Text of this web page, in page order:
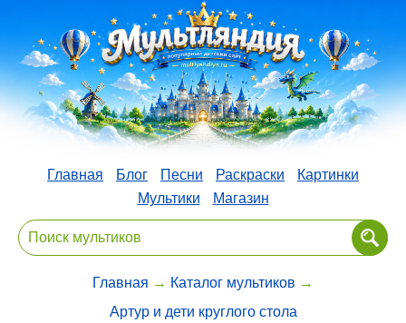
Главная Блог Песни Раскраски
Картинки
Мультики
Магазин
Главная → Каталог мультиков →
Артур и дети круглого стола